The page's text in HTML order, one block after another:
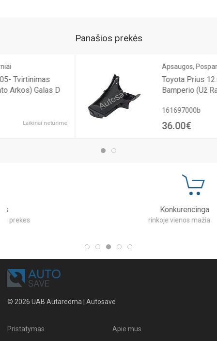
Panašios prekės
Apsaugos, Posparniai
Toyota Prius 12.01- Tvirtinimas
Bamperio (Už Rato Arkos) Galas K
161697000b
Laikinai
rinkoje vienos mažiausių kainų
© 2026 UAB Autaredma | Autosave
Pristatymas
Apie mus